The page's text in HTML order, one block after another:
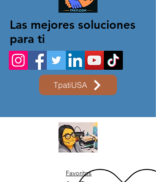
Las mejores soluciones
para ti
TpatiUSA
Favoritos